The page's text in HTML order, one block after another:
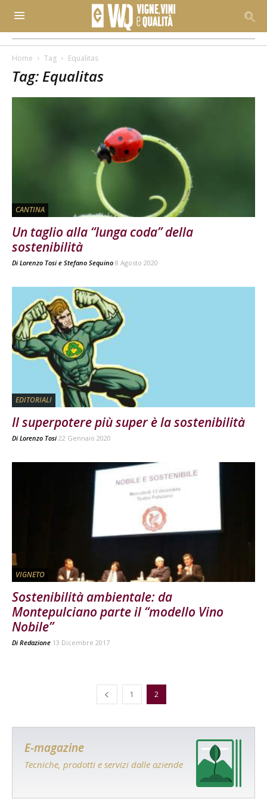
Home Tag Equalitas
Tag: Equalitas
CANTINA
Un taglio alla “lunga coda” della
sostenibilità
Di Lorenzo Tosi e Stefano Sequino 8 Agosto 2020
EDITORIALI
Il superpotere più super è la sostenibilità
Di Lorenzo Tosi 22 Gennaio 2020
VIGNETO
Sostenibilità ambientale: da
Montepulciano parte il “modello Vino
Nobile”
Di Redazione 13 Dicembre 2017
1 2
E-magazine
Tecniche, prodotti e servizi dalle aziende